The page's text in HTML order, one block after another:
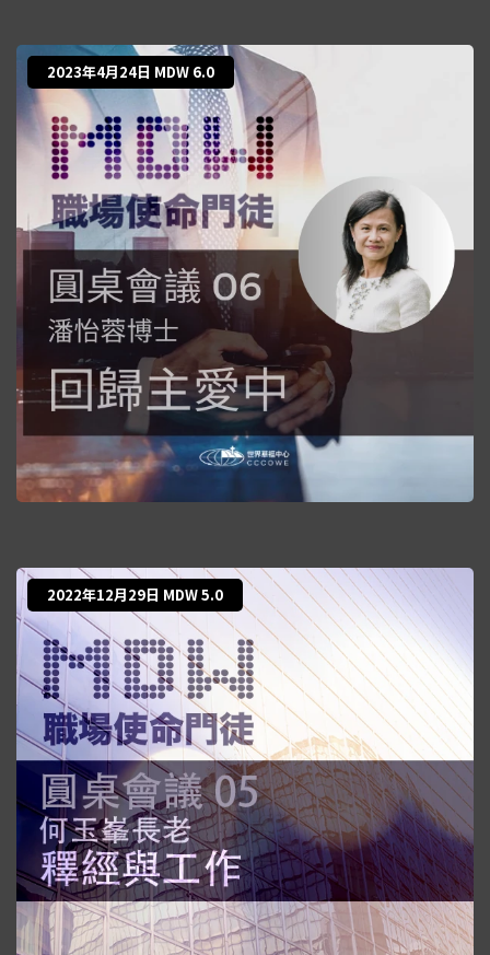
2023年4月24日 MDW 6.0
2022年12月29日 MDW 5.0